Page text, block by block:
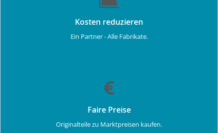
Kosten reduzieren
Ein Partner - Alle Fabrikate.
Faire Preise
Originalteile zu Marktpreisen kaufen.